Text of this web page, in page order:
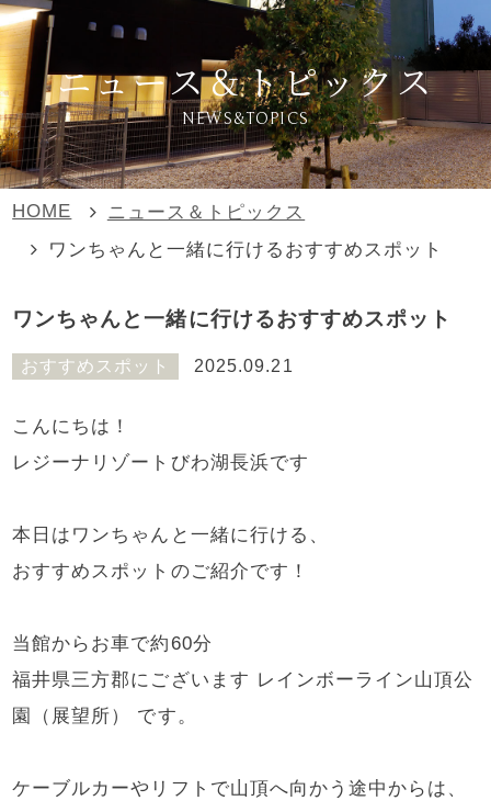
ニュース＆トピックス
NEWS&TOPICS
HOME
ニュース＆トピックス
ワンちゃんと一緒に行けるおすすめスポット
ワンちゃんと一緒に行けるおすすめスポット
おすすめスポット 2025.09.21
こんにちは！
レジーナリゾートびわ湖長浜です
本日はワンちゃんと一緒に行ける、
おすすめスポットのご紹介です！
当館からお車で約60分
福井県三方郡にございます レインボーライン山頂公
園（展望所） です。
ケーブルカーやリフトで山頂へ向かう途中からは、